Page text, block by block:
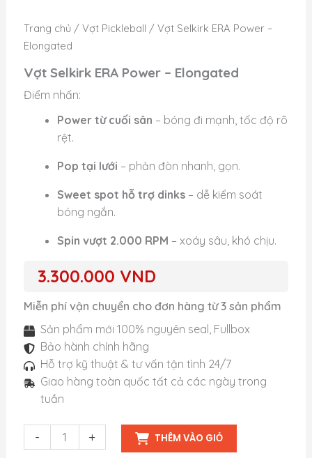
Trang chủ/ Vợt Pickleball / Vợt Selkirk ERA Power –
Elongated
Vợt Selkirk ERA Power – Elongated
Điểm nhấn:
Power từ cuối sân – bóng đi mạnh, tốc độ rõ
rệt.
Pop tại lưới – phản đòn nhanh, gọn.
Sweet spot hỗ trợ dinks– dễ kiểm soát
bóng ngắn.
Spin vượt 2.000 RPM – xoáy sâu, khó chịu.
3.300.000 VND
Miễn phí vận chuyển cho đơn hàng từ 3 sản phẩm
Sản phẩm mới 100% nguyên seal, Fullbox
Bảo hành chính hãng
Hỗ trợ kỹ thuật & tư vấn tận tình 24/7
Giao hàng toàn quốc tất cả các ngày trong
tuần
-
Selkirk
+ THÊM VÀO GIỎ